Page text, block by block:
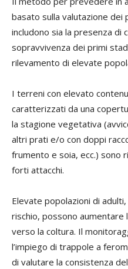
basato sulla valutazione dei
includono sia la presenza di
sopravvivenza dei primi
rilevamento di elevate
I terreni con elevato
caratterizzati da una
la stagione vegetativa
altri prati e/o con doppi
frumento e soia, ecc.) sono
forti attacchi.
Elevate popolazioni di
rischio, possono
verso la coltura. Il
l’impiego di trappole a
di valutare la consistenza